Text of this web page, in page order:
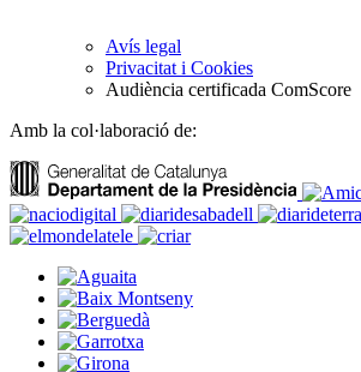
Avís legal
Privacitat i Cookies
Audiència certificada ComScore
Amb la col·laboració de: